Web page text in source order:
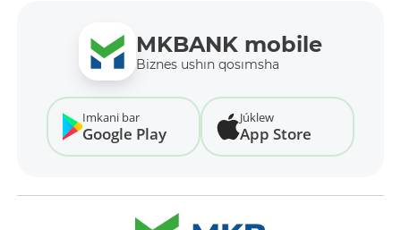
MKBANK mobile
Biznes ushın qosımsha
Imkani bar
Google Play
Júklew
App Store